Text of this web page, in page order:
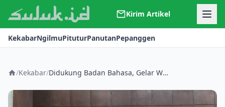
Kirim Artikel
Kerjasama
Kontak
KekabarNgilmuPituturPanutanPepanggen
/Kekabar/ Didukung Badan Bahasa, Gelar Workshop Menulis Buku di Festival Literasi Anjuk Ladang 2025